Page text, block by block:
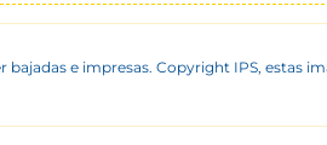
e impresas. Copyright IPS, estas